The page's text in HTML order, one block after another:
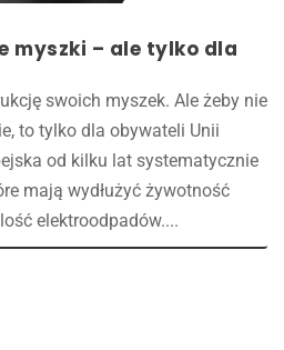
myszki – ale tylko dla
swoich myszek. Ale żeby nie
to tylko dla obywateli Unii
od kilku lat systematycznie
mają wydłużyć żywotność
elektroodpadów....